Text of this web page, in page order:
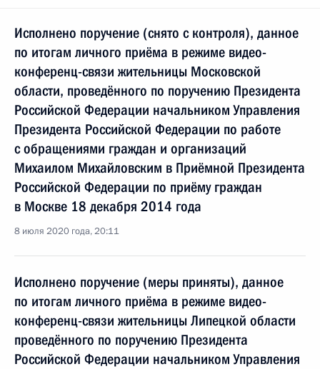
Исполнено поручение (снято с контроля), данное
по итогам личного приёма в режиме видео-
конференц-связи жительницы Московской
области, проведённого по поручению Президента
Российской Федерации начальником Управления
Президента Российской Федерации по работе
с обращениями граждан и организаций
Михаилом Михайловским в Приёмной Президента
Российской Федерации по приёму граждан
в Москве 18 декабря 2014 года
8 июля 2020 года, 20:11
Исполнено поручение (меры приняты), данное
по итогам личного приёма в режиме видео-
конференц-связи жительницы Липецкой области
проведённого по поручению Президента
Российской Федерации начальником Управления